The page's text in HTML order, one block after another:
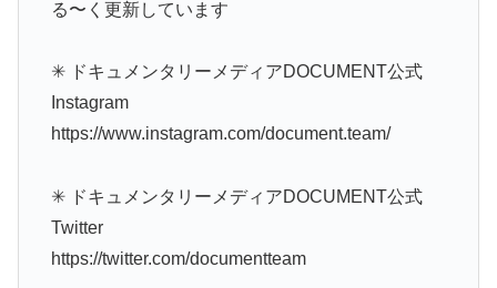
る〜く更新しています
✳︎ ドキュメンタリーメディアDOCUMENT公式
Instagram
https://www.instagram.com/document.team/
✳︎ ドキュメンタリーメディアDOCUMENT公式
Twitter
https://twitter.com/documentteam